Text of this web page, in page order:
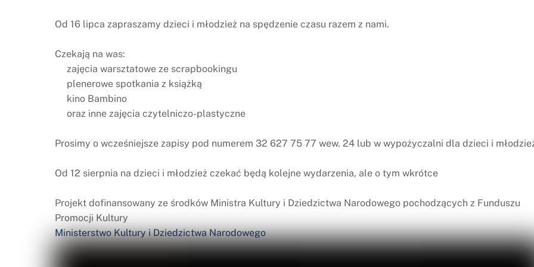
Od 16 lipca zapraszamy dzieci i młodzież na spędzenie czasu razem z nami.
Czekają na was:
zajęcia warsztatowe ze scrapbookingu
plenerowe spotkania z książką
kino Bambino
oraz inne zajęcia czytelniczo-plastyczne
Prosimy o wcześniejsze zapisy pod numerem 32 627 75 77 wew. 24 lub w wypożyczalni dla dzieci i
Od 12 sierpnia na dzieci i młodzież czekać będą kolejne wydarzenia, ale o tym wkrótce
Projekt dofinansowany ze środków Ministra Kultury i Dziedzictwa Narodowego pochodzących z Funduszu
Promocji Kultury
Ministerstwo Kultury i Dziedzictwa Narodowego